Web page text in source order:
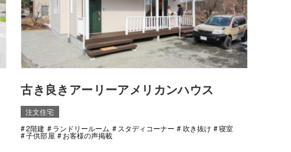
古き良きアーリーアメリカンハウス
注文住宅
2階建
ランドリールーム スタディコーナー 吹き抜け 寝室
子供部屋 お客様の声掲載